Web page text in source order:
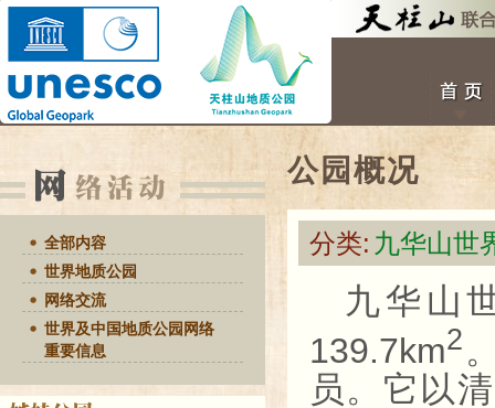
全部内容
世界地质公园
网络交流
世界及中国地质公园网络
重要信息
公园概况
分类: 九华山世
九华山
139.7km2
员。它以